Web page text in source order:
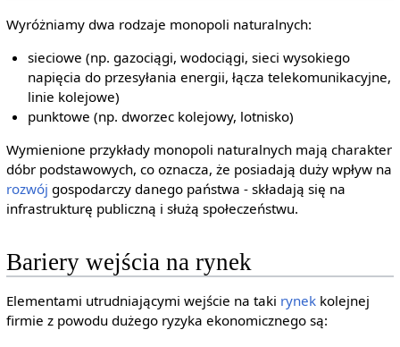
Wyróżniamy dwa rodzaje monopoli naturalnych:
sieciowe (np. gazociągi, wodociągi, sieci wysokiego
napięcia do przesyłania energii, łącza telekomunikacyjne,
linie kolejowe)
punktowe (np. dworzec kolejowy, lotnisko)
Wymienione przykłady monopoli naturalnych mają charakter
dóbr podstawowych, co oznacza, że posiadają duży wpływ na
rozwój gospodarczy danego państwa - składają się na
infrastrukturę publiczną i służą społeczeństwu.
Bariery wejścia na rynek
Elementami utrudniającymi wejście na taki rynekkolejnej
firmie z powodu dużego ryzyka ekonomicznego są: